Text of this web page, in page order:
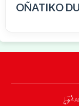
OÑATIKO